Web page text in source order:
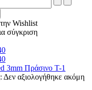
Wishlist
σύγκριση
3mm Πράσινο T-1
Δεν αξιολογήθηκε ακόμη